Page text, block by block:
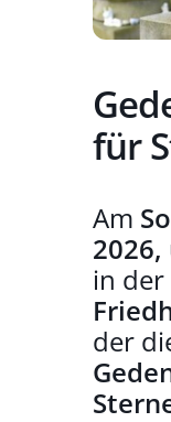
für
Am
in der
der